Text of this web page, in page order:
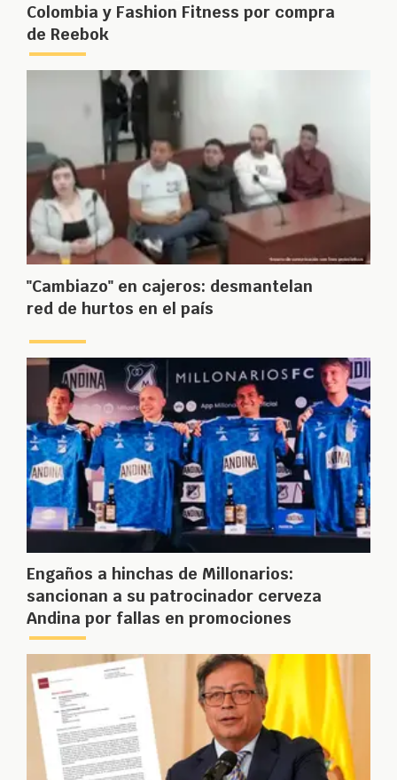
Colombia y Fashion Fitness por compra
de Reebok
"Cambiazo" en cajeros: desmantelan
red de hurtos en el país
Engaños a hinchas de Millonarios:
sancionan a su patrocinador cerveza
Andina por fallas en promociones